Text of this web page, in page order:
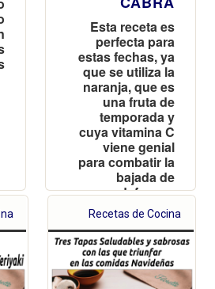
Esta receta es
perfecta para
estas fechas, ya
que se utiliza la
naranja, que es
una fruta de
temporada y
cuya vitamina C
viene genial
para combatir la
bajada de
defensas
propias del
invierno
Recetas de Cocina